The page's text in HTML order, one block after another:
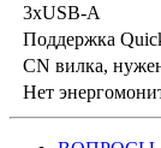
3xUSB-А
Поддержка
CN вилка,
Нет